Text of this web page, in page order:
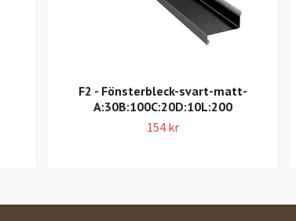
F2 - Fönsterbleck-svart-matt-
A:30B:100C:20D:10L:200
154 kr